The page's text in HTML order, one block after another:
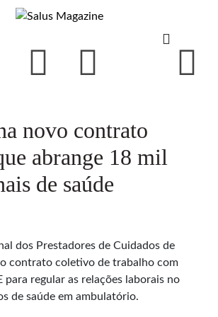
novo contrato
abrange 18 mil
de saúde
dos Prestadores de Cuidados de
contrato coletivo de trabalho com
para regular as relações laborais no
de saúde em ambulatório.